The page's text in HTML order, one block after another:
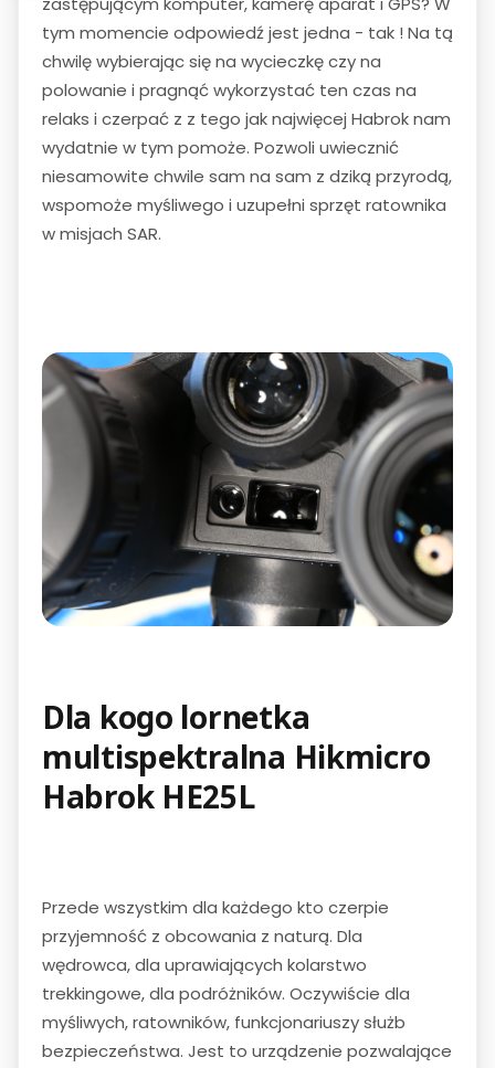
tym momencie odpowiedź jest jedna - tak ! Na tą
chwilę wybierając się na wycieczkę czy na
polowanie i pragnąć wykorzystać ten czas na
relaks i czerpać z z tego jak najwięcej Habrok nam
wydatnie w tym pomoże. Pozwoli uwiecznić
niesamowite chwile sam na sam z dziką przyrodą,
wspomoże myśliwego i uzupełni sprzęt ratownika
w misjach SAR.
Dla kogo lornetka
multispektralna Hikmicro
Habrok HE25L
Przede wszystkim dla każdego kto czerpie
przyjemność z obcowania z naturą. Dla
wędrowca, dla uprawiających kolarstwo
trekkingowe, dla podróżników. Oczywiście dla
myśliwych, ratowników, funkcjonariuszy służb
bezpieczeństwa. Jest to urządzenie pozwalające